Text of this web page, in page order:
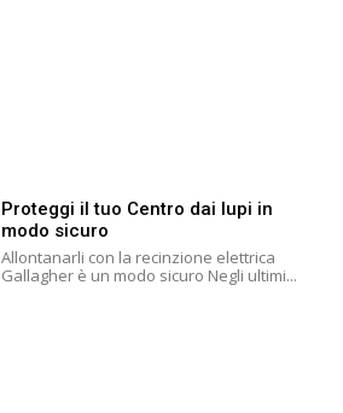
Proteggi il tuo Centro dai lupi in
modo sicuro
Allontanarli con la recinzione elettrica
Gallagher è un modo sicuro Negli ultimi...